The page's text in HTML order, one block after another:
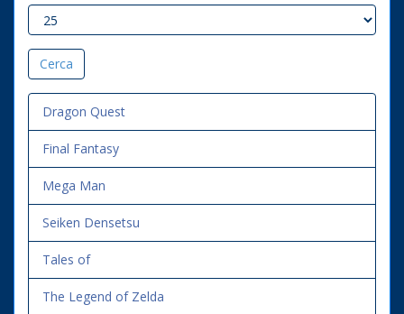
Dragon Quest
Final Fantasy
Mega Man
Seiken Densetsu
Tales of
The Legend of Zelda